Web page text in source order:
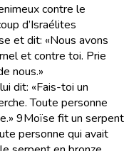
contre le
d’Israélites
et dit: «Nous avons
et contre toi. Prie
nous.»
dit: «Fais-toi un
Toute personne
9Moïse fit un serpent
personne qui avait